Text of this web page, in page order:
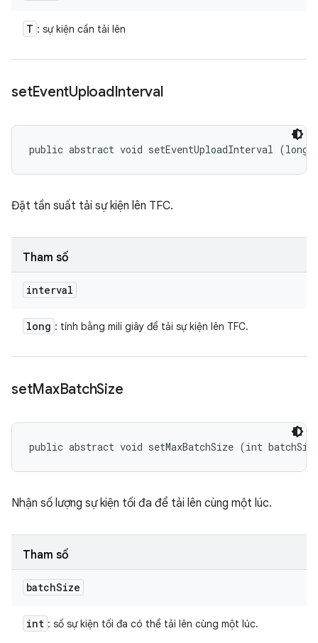
T : sự kiện cần tải lên
setEventUploadInterval
public abstract void setEventUploadInterval
Đặt tần suất tải sự kiện lên TFC.
Tham số
interval
long : tính bằng mili giây để tải sự kiện lên TFC.
setMaxBatchSize
public abstract void setMaxBatchSize (int
Nhận số lượng sự kiện tối đa để tải lên cùng một lúc.
Tham số
batchSize
int : số sự kiện tối đa có thể tải lên cùng một lúc.